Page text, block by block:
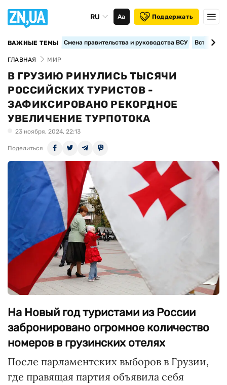
RU Аа Поддержать
ВАЖНЫЕ ТЕМЫ Смена правительства и руководства ВСУ
ГЛАВНАЯ МИР
В ГРУЗИЮ РИНУЛИСЬ ТЫСЯЧИ
РОССИЙСКИХ ТУРИСТОВ -
ЗАФИКСИРОВАНО РЕКОРДНОЕ
УВЕЛИЧЕНИЕ ТУРПОТОКА
23 ноября, 2024, 22:13
Поделиться
На Новый год туристами из России
забронировано огромное количество
номеров в грузинских отелях
После парламентских выборов в Грузии,
где правящая партия объявила себя